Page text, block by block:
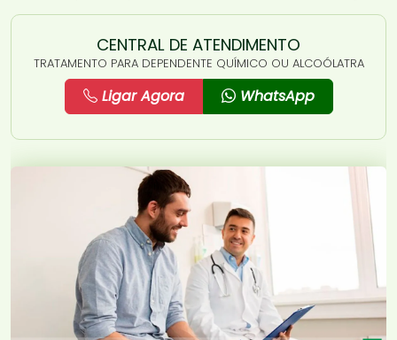
CENTRAL DE ATENDIMENTO
TRATAMENTO PARA DEPENDENTE QUÍMICO OU ALCOÓLATRA
Ligar Agora WhatsApp